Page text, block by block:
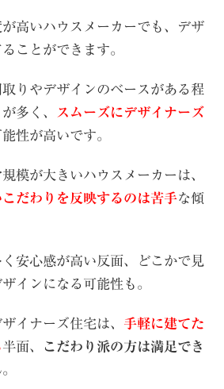
高いハウスメーカーでも、デザ
ことができます。
りやデザインのベースがある程
多く、
スムーズにデザイナーズ
能性が高いです。
模が大きいハウスメーカーは、
だわりを反映するのは苦手な傾
安心感が高い反面、どこかで見
インになる可能性も。
イナーズ住宅は、 手軽に建てた
半面、
こだわり派の方は満足でき